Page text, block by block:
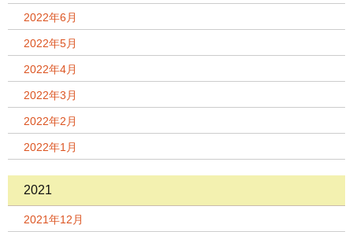
2022年6月
2022年5月
2022年4月
2022年3月
2022年2月
2022年1月
2021
2021年12月